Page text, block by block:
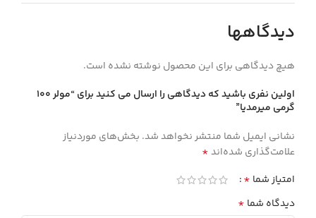
دیدگاهها
هیچ دیدگاهی برای این محصول نوشته نشده است.
اولین نفری باشید که دیدگاهی را ارسال می کنید برای “مولر 100
گرمي ميرمديا”
نشانی ایمیل شما منتشر نخواهد شد. بخش‌های موردنیاز
علامت‌گذاری شده‌اند*
امتیاز شما *
دیدگاه شما *